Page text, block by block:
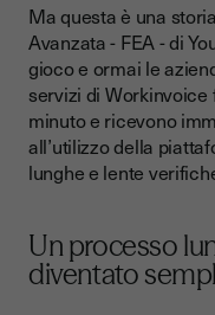
Ma questa è una
Avanzata - FEA - di
gioco e ormai le
servizi di
minuto e ricevono
all’utilizzo della
lunghe e lente
Un processo
diventato